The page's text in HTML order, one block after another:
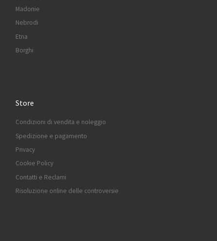
Madonie
Nebrodi
Etna
Borghi
Store
Condizioni di vendita e noleggio
Spedizione e pagamento
Privacy
Cookie Policy
Contatti e Reclami
Risoluzione online delle controversie